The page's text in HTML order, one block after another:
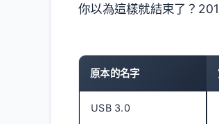
你以為這樣就結束了？
原本的名字
USB 3.0